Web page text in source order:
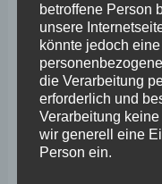
punktuell möglich ist,
Parlaments – und
Regierung zu
Foto: Das Polizei-
Koblenz im
betroffene Person
unsere
könnte jedoch
die Verarbeitung
erforderlich und
Verarbeitung
wir generell eine
Person ein.